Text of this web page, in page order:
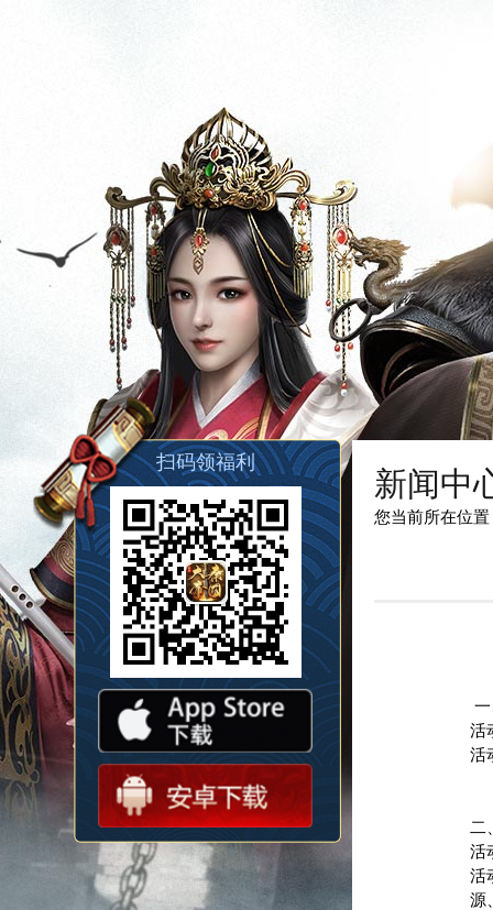
扫码领福利
新闻中
您当前所在位置
活
活
二
活
活
源